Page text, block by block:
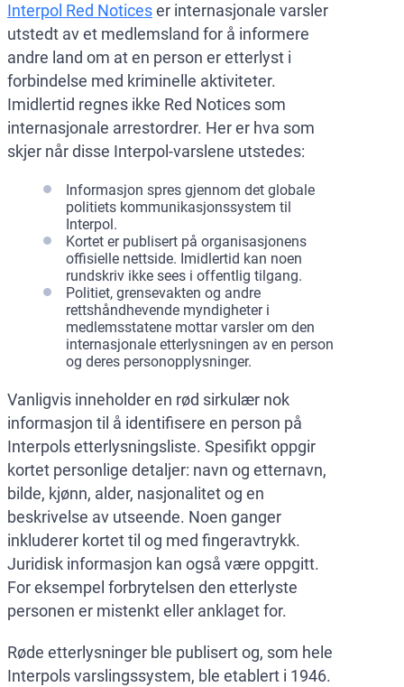
Interpol Red Noticeser internasjonale varsler
utstedt av et medlemsland for å informere
andre land om at en person er etterlyst i
forbindelse med kriminelle aktiviteter.
Imidlertid regnes ikke Red Notices som
internasjonale arrestordrer. Her er hva som
skjer når disse Interpol-varslene utstedes:
Informasjon spres gjennom det globale
politiets kommunikasjonssystem til
Interpol.
Kortet er publisert på organisasjonens
offisielle nettside. Imidlertid kan noen
rundskriv ikke sees i offentlig tilgang.
Politiet, grensevakten og andre
rettshåndhevende myndigheter i
medlemsstatene mottar varsler om den
internasjonale etterlysningen av en person
og deres personopplysninger.
Vanligvis inneholder en rød sirkulær nok
informasjon til å identifisere en person på
Interpols etterlysningsliste. Spesifikt oppgir
kortet personlige detaljer: navn og etternavn,
bilde, kjønn, alder, nasjonalitet og en
beskrivelse av utseende. Noen ganger
inkluderer kortet til og med fingeravtrykk.
Juridisk informasjon kan også være oppgitt.
For eksempel forbrytelsen den etterlyste
personen er mistenkt eller anklaget for.
Røde etterlysninger ble publisert og, som hele
Interpols varslingssystem, ble etablert i 1946.